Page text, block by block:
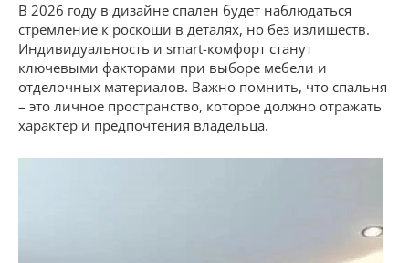
В 2026 году в дизайне спален будет наблюдаться
стремление к роскоши в деталях, но без излишеств.
Индивидуальность и smart-комфорт станут
ключевыми факторами при выборе мебели и
отделочных материалов. Важно помнить, что спальня
– это личное пространство, которое должно отражать
характер и предпочтения владельца.